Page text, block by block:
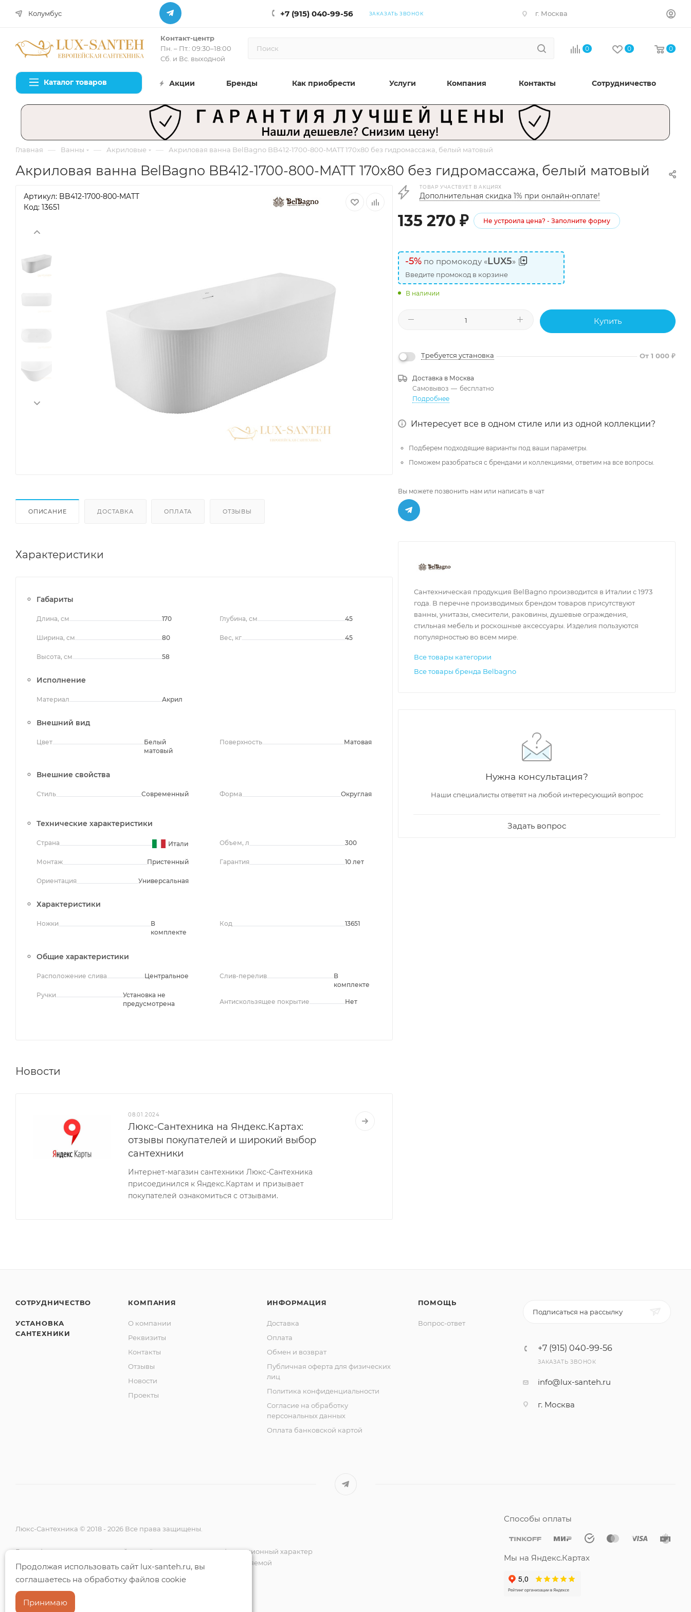
Колумбус +7 (915) 040-99-56 ЗАКАЗАТЬ ЗВОНОК г. Москва
Контакт-центр
Пн. – Пт.: 09:30–18:00
Сб. и Вс. выходной
0 0 0
Каталог товаров Акции Бренды Как приобрести Услуги Компания Контакты Сотрудничество
Главная — Ванны — Акриловые — Акриловая ванна BelBagno BB412-1700-800-MATT 170x80 без гидромассажа, белый матовый
Акриловая ванна BelBagno BB412-1700-800-MATT 170x80 без гидромассажа, белый матовый
Артикул: BB412-1700-800-MATT
Код: 13651
ОПИСАНИЕ ДОСТАВКА ОПЛАТА ОТЗЫВЫ
Характеристики
Габариты
Длина, см 170
Ширина, см 80
Высота, см 58
Глубина, см 45
Вес, кг 45
Исполнение
Материал Акрил
Внешний вид
Цвет
Белый
матовый
Поверхность Матовая
Внешние свойства
Стиль Современный Форма Округлая
Технические характеристики
Страна Италия
Монтаж Пристенный
Ориентация Универсальная
Объем, л 300
Гарантия 10 лет
Характеристики
Ножки
В
комплекте
Код 13651
Общие характеристики
Расположение слива Центральное
Ручки
Установка не
предусмотрена
Слив-перелив
В
комплекте
Антискользящее покрытие Нет
Новости
08.01.2024
Люкс-Сантехника на Яндекс.Картах:
отзывы покупателей и широкий выбор
сантехники
Интернет-магазин сантехники Люкс-Сантехника
присоединился к Яндекс.Картам и призывает
покупателей ознакомиться с отзывами.
ТОВАР УЧАСТВУЕТ В АКЦИЯХ
Дополнительная скидка 1% при онлайн-оплате!
135 270 ₽ Не устроила цена? - Заполните форму
-5% по промокоду «LUX5»
Введите промокод в корзине
В наличии
Купить
Требуется установка От 1 000 ₽
Доставка в Москва
Самовывоз — бесплатно
Подробнее
Интересует все в одном стиле или из одной коллекции?
Подберем подходящие варианты под ваши параметры.
Поможем разобраться с брендами и коллекциями, ответим на все вопросы.
Вы можете позвонить нам или написать в чат
Сантехническая продукция BelBagno производится в Италии с 1973
года. В перечне производимых брендом товаров присутствуют
ванны, унитазы, смесители, раковины, душевые ограждения,
стильная мебель и роскошные аксессуары. Изделия пользуются
популярностью во всем мире.
Все товары категории
Все товары бренда Belbagno
Нужна консультация?
Наши специалисты ответят на любой интересующий вопрос
Задать вопрос
СОТРУДНИЧЕСТВО
УСТАНОВКА
САНТЕХНИКИ
КОМПАНИЯ
О компании
Реквизиты
Контакты
Отзывы
Новости
Проекты
ИНФОРМАЦИЯ
Доставка
Оплата
Обмен и возврат
Публичная оферта для физических
лиц
Политика конфиденциальности
Согласие на обработку
персональных данных
Оплата банковской картой
ПОМОЩЬ
Вопрос-ответ
Подписаться на рассылку
+7 (915) 040-99-56
ЗАКАЗАТЬ ЗВОНОК
info@lux-santeh.ru
г. Москва
Люкс-Сантехника © 2018 - 2026 Все права защищены.
Вся информация на данном сайте несёт исключительно информационный характер
и ни при каких условиях не является публичной офертой, определяемой
Способы оплаты
Мы на Яндекс.Картах
Продолжая использовать сайт lux-santeh.ru, вы
соглашаетесь на обработку файлов cookie
Принимаю